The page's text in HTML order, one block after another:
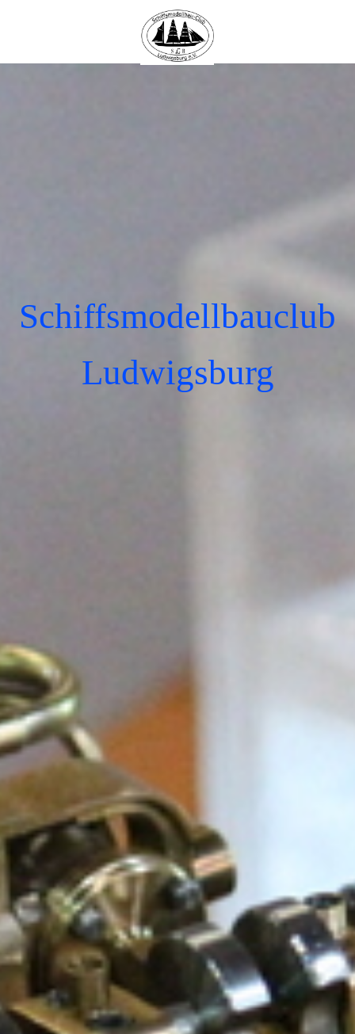
Schiffsmodellbauclub
Ludwigsburg